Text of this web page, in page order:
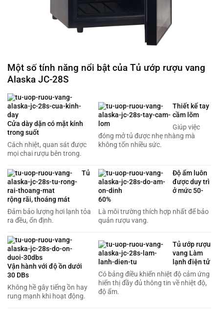
Một số tính năng nổi bật của Tủ ướp rượu vang
Alaska JC-28S
Cửa dày dặn có mặt kính
trong suốt
Cách nhiệt, quan sát được
mọi chai rượu bên trong.
Thiết kế tay
cầm lõm
Giúp việc
đóng mở tủ được nhẹ nhàng mà
không tốn nhiều sức.
Tủ
rộng rãi, thoáng mát
Đảm bảo lượng hơi lạnh tỏa
ra đều, ổn định.
Độ ẩm luôn
được duy trì
ở mức 50-
60%
Là môi trường thích hợp nhất để bảo
quản rượu vang.
Vận hành với độ ồn dưới
30 DBs
Không hề gây tiếng ồn hay
rung mạnh khi hoạt động.
Tủ ướp rượu
vang Làm
lạnh điện tử
Có bảng điều khiển nhiệt độ cảm ứng
hiển thị đầy đủ thông tin về nhiệt độ,
độ ẩm.